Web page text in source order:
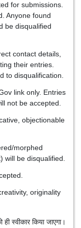
for submissions.
Anyone found
be disqualified
contact details,
their entries.
to disqualification.
link only. Entries
not be accepted.
objectionable
morphed
will be disqualified.
originality
स्वीकार किया जाएगा।